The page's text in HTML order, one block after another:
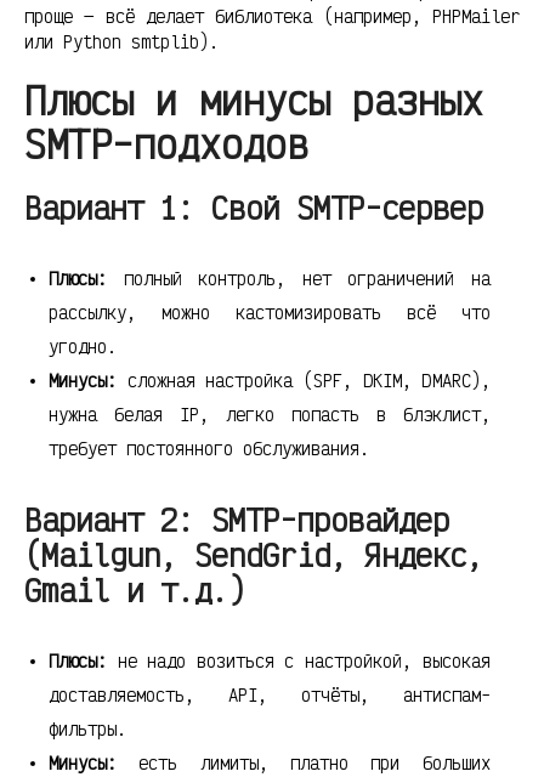
проще — всё делает библиотека (например, PHPMailer
или Python smtplib).
Плюсы и минусы разных
SMTP-подходов
Вариант 1: Свой SMTP-сервер
Плюсы:
полный контроль, нет ограничений на
рассылку, можно кастомизировать всё что
угодно.
Минусы: сложная настройка (SPF, DKIM, DMARC),
нужна белая IP, легко попасть в блэклист,
требует постоянного обслуживания.
Вариант 2: SMTP-провайдер
(Mailgun, SendGrid, Яндекс,
Gmail и т.д.)
Плюсы: не надо возиться с настройкой, высокая
доставляемость, API, отчёты, антиспам-
фильтры.
Минусы:
есть лимиты, платно при больших